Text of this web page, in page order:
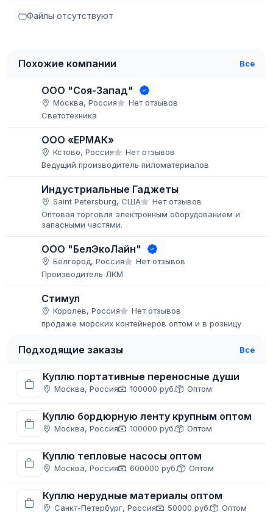
Файлы отсутствуют
Похожие компании Все
ООО "Соя-Запад"
Москва, Россия
Нет отзывов
Светотехника
ООО «ЕРМАК»
Кстово, Россия
Нет отзывов
Ведущий производитель пиломатериалов
Индустриальные Гаджеты
Saint Petersburg, США
Нет отзывов
Оптовая торговля электронным оборудованием и
запасными частями.
ООО "БелЭкоЛайн"
Белгород, Россия
Нет отзывов
Производитель ЛКМ
Стимул
Королев, Россия
Нет отзывов
продаже морских контейнеров оптом и в розницу
Подходящие заказы Все
Куплю портативные переносные души
Москва, Россия 100000 руб. Оптом
Куплю бордюрную ленту крупным оптом
Москва, Россия 100000 руб. Оптом
Куплю тепловые насосы оптом
Москва, Россия 600000 руб. Оптом
Куплю нерудные материалы оптом
Санкт-Петербург, Россия 50000 руб. Оптом